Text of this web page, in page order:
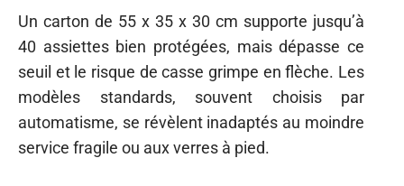
Un carton de 55 x 35 x 30 cm supporte jusqu’à
40 assiettes bien protégées, mais dépasse ce
seuil et le risque de casse grimpe en flèche. Les
modèles standards, souvent choisis par
automatisme, se révèlent inadaptés au moindre
service fragile ou aux verres à pied.